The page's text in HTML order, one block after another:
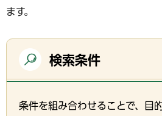
ます。
検索条件
条件を組み合わせることで、目